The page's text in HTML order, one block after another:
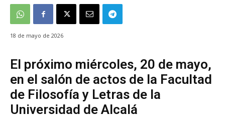
18 de mayo de 2026
El próximo miércoles, 20 de mayo,
en el salón de actos de la Facultad
de Filosofía y Letras de la
Universidad de Alcalá